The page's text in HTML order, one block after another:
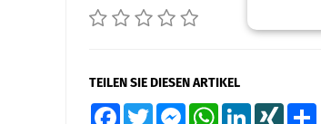
TEILEN SIE DIESEN ARTIKEL
FacebookTwitter MessengerWhatsAppLinkedInXING